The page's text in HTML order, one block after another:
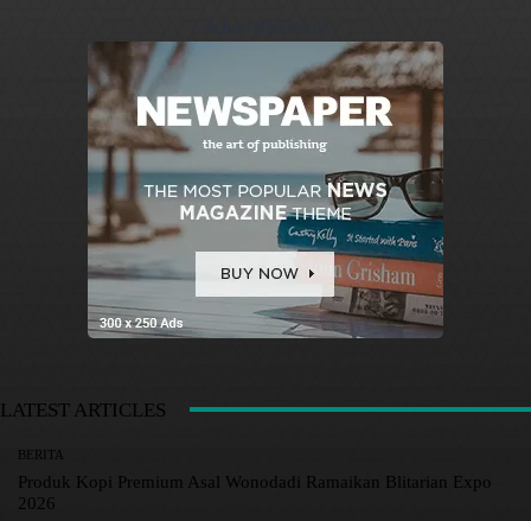
LATEST ARTICLES
BERITA
Produk Kopi Premium Asal Wonodadi Ramaikan Blitarian Expo
2026